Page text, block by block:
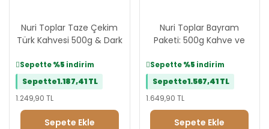
Nuri Toplar Taze Çekim
Türk Kahvesi 500g & Dark
Beyoğlu Çikolatası 250g
Sepette%5 indirim
Sepette1.187,41 TL
1.249,90 TL
Sepete Ekle
Nuri Toplar Bayram
Paketi: 500g Kahve ve
Sepette%5 indirim
Sepette1.567,41 TL
1.649,90 TL
Sepete Ekle